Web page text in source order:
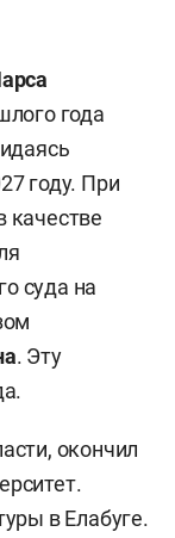
года
году. При
качестве
суда на
. Эту
окончил
в Елабуге.